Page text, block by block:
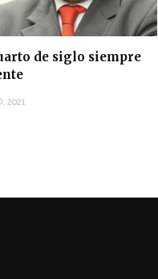
de siglo siempre
2021